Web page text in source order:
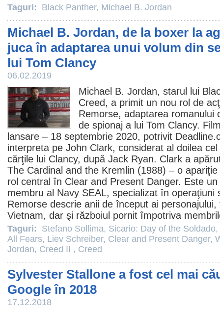
Taguri: Black Panther, Michael B. Jordan
Michael B. Jordan, de la boxer la
juca în adaptarea unui volum din
lui Tom Clancy
06.02.2019
Michael B. Jordan, starul lui
Creed, a primit un nou rol de
Remorse, adaptarea romanului
de spionaj a lui Tom Clancy.
lansare – 18 septembrie 2020, potrivit
interpreta pe John Clark, considerat al doilea
cărţile lui Clancy, după Jack Ryan. Clark a
The Cardinal and the Kremlin (1988) – o
rol central în Clear and Present Danger. Este un
membru al Navy SEAL, specializat în operaţiuni
Remorse descrie anii de început ai
Vietnam, dar şi războiul pornit împotriva
Taguri: Stefano Sollima, Sicario: Day of the Soldado,
All Fears, Liev Schreiber, Clear and Present Danger,
Jordan, Creed II , Creed
Sylvester Stallone a fost cel mai
Google în 2018
17.12.2018